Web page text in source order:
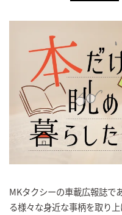
MKタクシーの車載広報誌で
る様々な身近な事柄を取り